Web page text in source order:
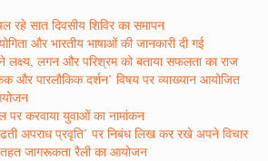
रहे सात दिवसीय शिविर का समापन
और भारतीय भाषाओं की जानकारी दी गई
लक्ष्य, लगन और परिश्रम को बताया सफलता का राज
और पारलौकिक दर्शन’ विषय पर व्याख्यान आयोजित
पर करवाया युवाओं का नामांकन
अपराध प्रवृति’ पर निबंध लिख कर रखे अपने विचार
तहत जागरूकता रैली का आयोजन